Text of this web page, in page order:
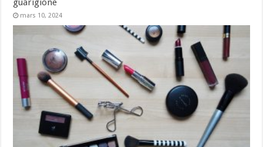
guarigione
mars 10, 2024